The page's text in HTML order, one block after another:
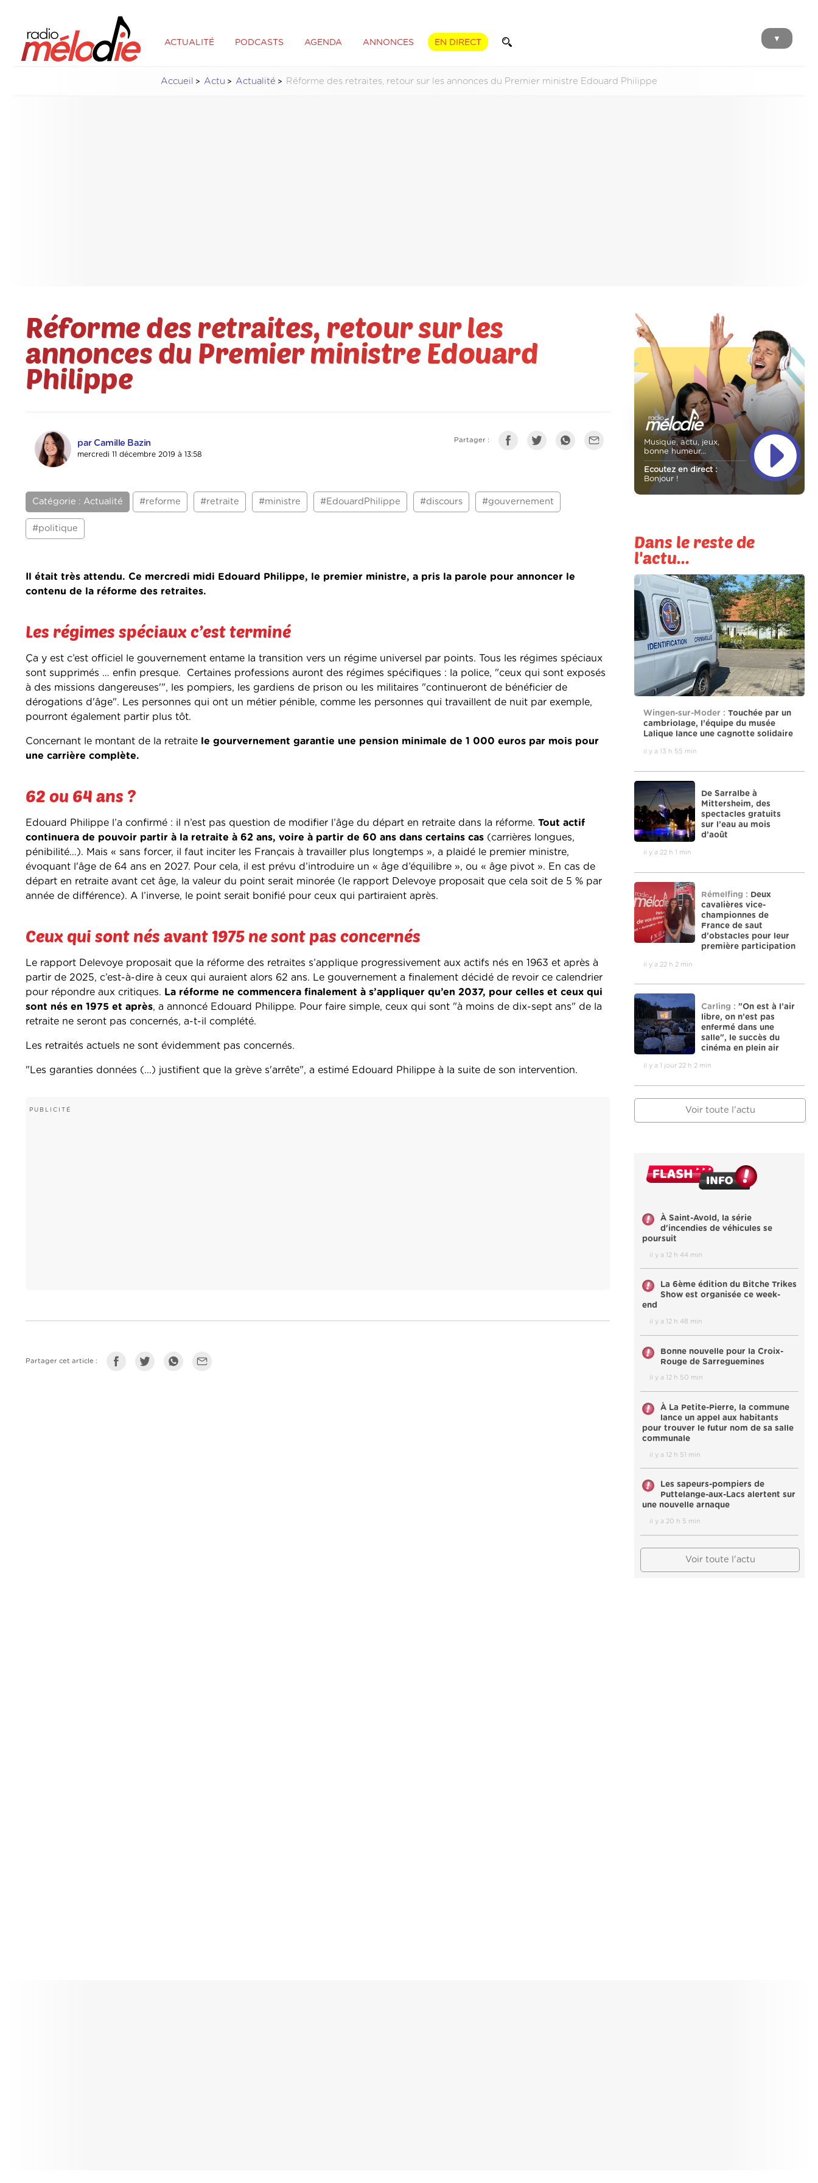
ACTUALITÉ PODCASTS AGENDA ANNONCES EN DIRECT ▼
Accueil Actu Actualité Réforme des retraites, retour sur les annonces du Premier ministre Edouard Philippe
Réforme des retraites, retour sur les
annonces du Premier ministre Edouard
Philippe
par Camille Bazin
mercredi 11 décembre 2019 à 13:58
Partager :
Catégorie : Actualité #reforme #retraite #ministre #EdouardPhilippe #discours #gouvernement
#politique
Il était très attendu. Ce mercredi midi Edouard Philippe, le premier ministre, a pris la parole pour annoncer le
contenu de la réforme des retraites.
Les régimes spéciaux c’est terminé
Ça y est c’est officiel le gouvernement entame la transition vers un régime universel par points. Tous les régimes spéciaux
sont supprimés … enfin presque. Certaines professions auront des régimes spécifiques : la police, "ceux qui sont exposés
à des missions dangereuses'", les pompiers, les gardiens de prison ou les militaires "continueront de bénéficier de
dérogations d'âge". Les personnes qui ont un métier pénible, comme les personnes qui travaillent de nuit par exemple,
pourront également partir plus tôt.
Concernant le montant de la retraite le gourvernement garantie une pension minimale de 1 000 euros par mois pour
une carrière complète.
62 ou 64 ans ?
Edouard Philippe l’a confirmé : il n’est pas question de modifier l’âge du départ en retraite dans la réforme. Tout actif
continuera de pouvoir partir à la retraite à 62 ans, voire à partir de 60 ans dans certains cas (carrières longues,
pénibilité…). Mais « sans forcer, il faut inciter les Français à travailler plus longtemps », a plaidé le premier ministre,
évoquant l'âge de 64 ans en 2027. Pour cela, il est prévu d’introduire un « âge d’équilibre », ou « âge pivot ». En cas de
départ en retraite avant cet âge, la valeur du point serait minorée (le rapport Delevoye proposait que cela soit de 5 % par
année de différence). A l’inverse, le point serait bonifié pour ceux qui partiraient après.
Ceux qui sont nés avant 1975 ne sont pas concernés
Le rapport Delevoye proposait que la réforme des retraites s’applique progressivement aux actifs nés en 1963 et après à
partir de 2025, c’est-à-dire à ceux qui auraient alors 62 ans. Le gouvernement a finalement décidé de revoir ce calendrier
pour répondre aux critiques. La réforme ne commencera finalement à s’appliquer qu’en 2037, pour celles et ceux qui
sont nés en 1975 et après, a annoncé Edouard Philippe. Pour faire simple, ceux qui sont "à moins de dix-sept ans" de la
retraite ne seront pas concernés, a-t-il complété.
Les retraités actuels ne sont évidemment pas concernés.
"Les garanties données (...) justifient que la grève s'arrête", a estimé Edouard Philippe à la suite de son intervention.
Partager cet article :
Musique, actu, jeux,
bonne humeur...
Ecoutez en direct :
Bonjour !
Dans le reste de
l'actu...
Wingen-sur-Moder : Touchée par un
cambriolage, l’équipe du musée
Lalique lance une cagnotte solidaire
il y a 13 h 55 min
De Sarralbe à
Mittersheim, des
spectacles gratuits
sur l’eau au mois
d’août
il y a 22 h 1 min
Rémelfing : Deux
cavalières vice-
championnes de
France de saut
d’obstacles pour leur
première participation
il y a 22 h 2 min
Carling : "On est à l’air
libre, on n’est pas
enfermé dans une
salle", le succès du
cinéma en plein air
il y a 1 jour 22 h 2 min
Voir toute l'actu
À Saint-Avold, la série
d'incendies de véhicules se
poursuit
il y a 12 h 44 min
La 6ème édition du Bitche Trikes
Show est organisée ce week-
end
il y a 12 h 48 min
Bonne nouvelle pour la Croix-
Rouge de Sarreguemines
il y a 12 h 50 min
À La Petite-Pierre, la commune
lance un appel aux habitants
pour trouver le futur nom de sa salle
communale
il y a 12 h 51 min
Les sapeurs-pompiers de
Puttelange-aux-Lacs alertent sur
une nouvelle arnaque
il y a 20 h 5 min
Voir toute l'actu